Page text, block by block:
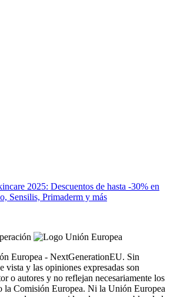
2025: Descuentos de hasta -30% en
Sensilis, Primaderm y más
Europea - NextGenerationEU. Sin
vista y las opiniones expresadas son
o autores y no reflejan necesariamente los
la Comisión Europea. Ni la Unión Europea